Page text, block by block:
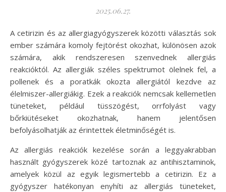
2025.06.27.
A cetirizin és az allergiagyógyszerek közötti választás sok
ember számára komoly fejtörést okozhat, különösen azok
számára, akik rendszeresen szenvednek allergiás
reakcióktól. Az allergiák széles spektrumot ölelnek fel, a
pollenek és a poratkák okozta allergiától kezdve az
élelmiszer-allergiákig. Ezek a reakciók nemcsak kellemetlen
tüneteket, például tüsszögést, orrfolyást vagy
bőrkiütéseket okozhatnak, hanem jelentősen
befolyásolhatják az érintettek életminőségét is.
Az allergiás reakciók kezelése során a leggyakrabban
használt gyógyszerek közé tartoznak az antihisztaminok,
amelyek közül az egyik legismertebb a cetirizin. Ez a
gyógyszer hatékonyan enyhíti az allergiás tüneteket,